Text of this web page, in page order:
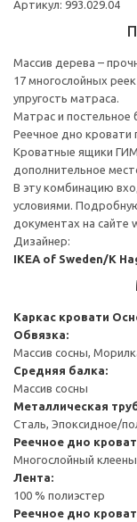
Артикул: 993.029.04
Массив дерева –
17 многослойных
упругость матраса.
Матрас и постельное
Реечное дно кровати
Кроватные ящики
дополнительное
В эту комбинацию
условиями.
документах на сайте
Дизайнер:
IKEA of Sweden/K
Каркас кровати
Обвязка:
Массив сосны,
Средняя балка:
Массив сосны
Металлическая
Сталь, Эпоксидное/
Реечное дно
Многослойный
Лента:
100 % полиэстер
Реечное дно